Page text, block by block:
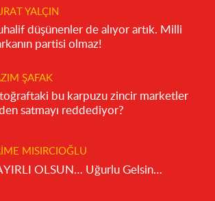
YALÇIN
düşünenler de alıyor artık. Milli
partisi olmaz!
ŞAFAK
bu karpuzu zincir marketler
satmayı reddediyor?
MISIRCIOĞLU
HAYIRLI OLSUN… Uğurlu Gelsin…